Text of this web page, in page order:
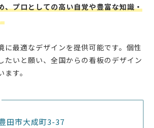
、プロとしての高い自覚や豊富な知識・
に最適なデザインを提供可能です。個性
たいと願い、全国からの看板のデザイン
す。
田市大成町3-37